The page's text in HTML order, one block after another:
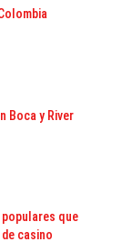
Boca y River
que
casino